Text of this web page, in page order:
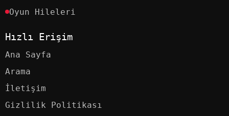
Oyun Hileleri
Hızlı Erişim
Ana Sayfa
Arama
İletişim
Gizlilik Politikası